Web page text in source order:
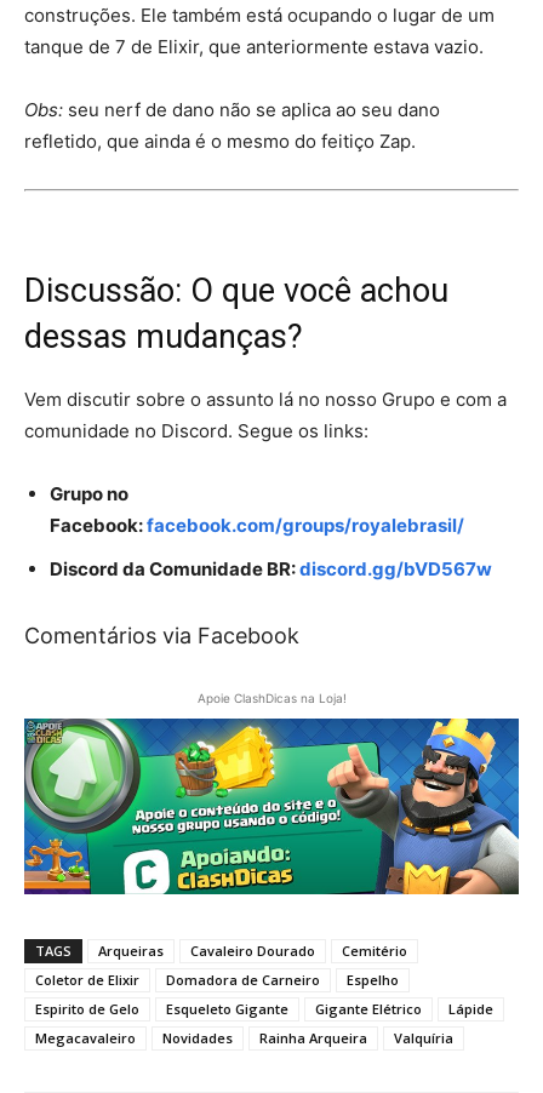
construções. Ele também está ocupando o lugar de um
tanque de 7 de Elixir, que anteriormente estava vazio.
Obs: seu nerf de dano não se aplica ao seu dano
refletido, que ainda é o mesmo do feitiço Zap.
Discussão: O que você achou
dessas mudanças?
Vem discutir sobre o assunto lá no nosso Grupo e com a
comunidade no Discord. Segue os links:
Grupo no
Facebook:facebook.com/groups/royalebrasil/
Discord da Comunidade BR:discord.gg/bVD567w
Comentários via Facebook
Apoie ClashDicas na Loja!
TAGS Arqueiras Cavaleiro Dourado
Cemitério
Coletor de Elixir
Domadora de Carneiro
Espelho
Espirito de Gelo
Esqueleto Gigante Gigante Elétrico
Lápide
Megacavaleiro
Novidades Rainha Arqueira Valquíria